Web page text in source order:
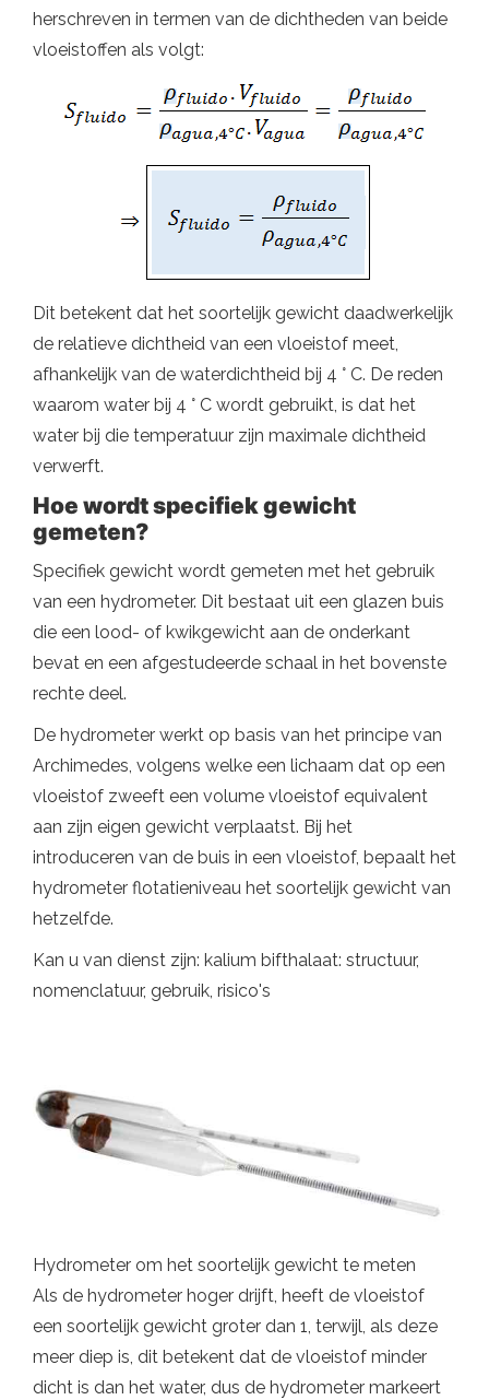
herschreven in termen van de dichtheden van beide
vloeistoffen als volgt:
Dit betekent dat het soortelijk gewicht daadwerkelijk
de relatieve dichtheid van een vloeistof meet,
afhankelijk van de waterdichtheid bij 4 ° C. De reden
waarom water bij 4 ° C wordt gebruikt, is dat het
water bij die temperatuur zijn maximale dichtheid
verwerft.
Hoe wordt specifiek gewicht
gemeten?
Specifiek gewicht wordt gemeten met het gebruik
van een hydrometer. Dit bestaat uit een glazen buis
die een lood- of kwikgewicht aan de onderkant
bevat en een afgestudeerde schaal in het bovenste
rechte deel.
De hydrometer werkt op basis van het principe van
Archimedes, volgens welke een lichaam dat op een
vloeistof zweeft een volume vloeistof equivalent
aan zijn eigen gewicht verplaatst. Bij het
introduceren van de buis in een vloeistof, bepaalt het
hydrometer flotatieniveau het soortelijk gewicht van
hetzelfde.
Kan u van dienst zijn: kalium bifthalaat: structuur,
nomenclatuur, gebruik, risico's
Hydrometer om het soortelijk gewicht te meten
Als de hydrometer hoger drijft, heeft de vloeistof
een soortelijk gewicht groter dan 1, terwijl, als deze
meer diep is, dit betekent dat de vloeistof minder
dicht is dan het water, dus de hydrometer markeert